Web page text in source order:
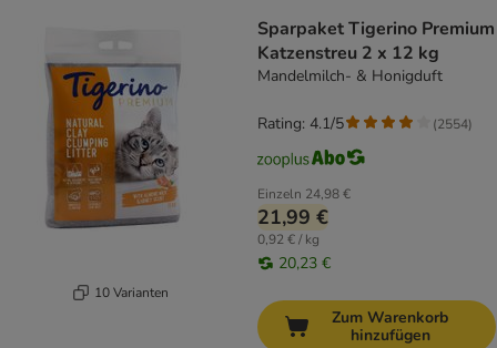
10 Varianten
Sparpaket Tigerino Premium
Katzenstreu 2 x 12 kg
Mandelmilch- & Honigduft
Einzeln 24,98 €
21,99 €
0,92 € / kg
20,23 €
Rating: 4.1/5 (2554)
Zum Warenkorb
hinzufügen